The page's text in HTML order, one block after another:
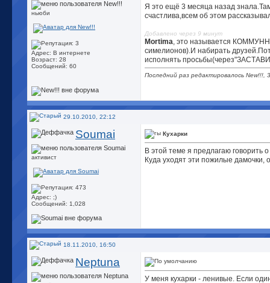
ньюби
Адрес: В интернете
Возраст: 28
Сообщений: 60
Я это ещё 3 месяца назад
счастлива,всем об этом
Добавлено через 9 минут
Mortima, это называется
симелионов).И набирать
исполнять
Последний раз редактировалось New!!!,
29.10.2010, 22:12
Soumai
активист
Адрес: ;)
Сообщений: 1,028
Кухарки
В этой теме я предлагаю говорить
Куда уходят эти пожилые дамочки,
18.11.2010, 16:50
Neptuna
У меня кухарки - ленивые. Если